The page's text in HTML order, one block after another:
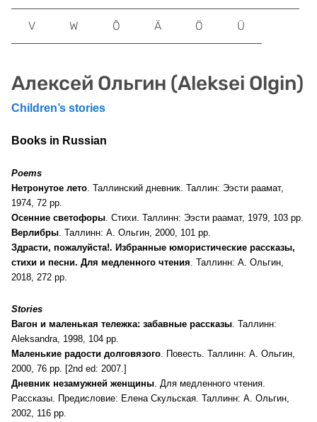
Алексей Ольгин (Aleksei Olgin)
Children’s stories
Books in Russian
Poems
Нетронутое лето. Таллинский дневник. Таллин: Ээсти раамат,
1974, 72 pp.
Осенние светофоры. Стихи. Таллинн: Ээсти раамат, 1979, 103 pp.
Верлибры. Таллинн: А. Ольгин, 2000, 101 pp.
Здрасти, пожалуйста!. Избранные юмористические рассказы,
стихи и песни. Для медленного чтения. Таллинн: А. Ольгин,
2018, 272 pp.
Stories
Вагон и маленькая тележка: забавные рассказы. Таллинн:
Aleksandra, 1998, 104 pp.
Маленькие радости долговязого. Повесть. Таллинн: А. Ольгин,
2000, 76 pp. [2nd ed: 2007.]
Дневник незамужней женщины. Для медленного чтения.
Рассказы. Предисловие: Елена Скульская. Таллинн: А. Ольгин,
2002, 116 pp.
V W Õ Ä Ö Ü